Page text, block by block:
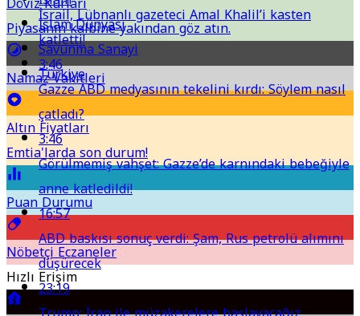
Piyasanın kalbine yakından göz atın.
Namaz Vakitleri
Altın Fiyatları
Emtia'larda son durum!
Puan Durumu
Nöbetçi Eczaneler
Hızlı Erişim
İslam Dünyası
Savunma Sanayi
Türkiye
İsrail, Lübnanlı gazeteci Amal Khalil’i kasten
katletti!
3:46
Gazze ABD medyasının tekelini kırdı: Söylem nasıl
çatladı?
3:46
Görülmemiş vahşet: Gazze’de karnındaki bebeğiyle
anne katledildi!
16:57
ABD baskısı sonuç verdi: Şam, Rus petrolü alımını
düşürecek
23:19